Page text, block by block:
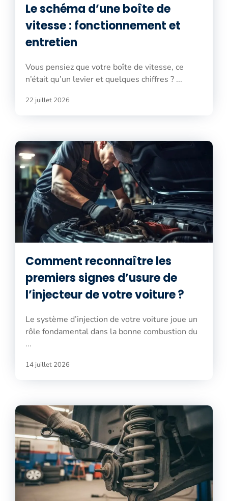
Le schéma d’une boîte de
vitesse : fonctionnement et
entretien
Vous pensiez que votre boîte de vitesse, ce
n’était qu’un levier et quelques chiffres ? ...
22 juillet 2026
Comment reconnaître les
premiers signes d’usure de
l’injecteur de votre voiture ?
Le système d’injection de votre voiture joue un
rôle fondamental dans la bonne combustion du
...
14 juillet 2026